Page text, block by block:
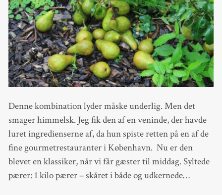
Denne kombination lyder måske underlig. Men det
smager himmelsk. Jeg fik den af en veninde, der havde
luret ingredienserne af, da hun spiste retten på en af de
fine gourmetrestauranter i København. Nu er den
blevet en klassiker, når vi får gæster til middag. Syltede
pærer: 1 kilo pærer – skåret i både og udkernede…